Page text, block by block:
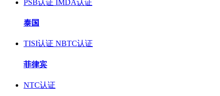
PSB认证 IMDA认证
泰国
TISI认证 NBTC认证
菲律宾
NTC认证